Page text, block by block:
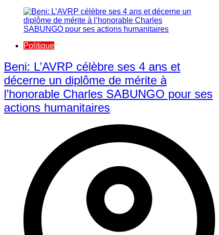
Politique
Beni: L’AVRP célèbre ses 4 ans et
décerne un diplôme de mérite à
l’honorable Charles SABUNGO pour ses
actions humanitaires